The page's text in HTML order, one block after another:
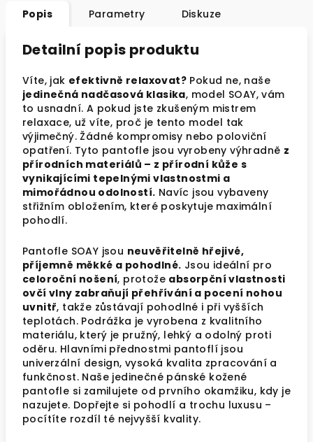
Popis Parametry Diskuze
Detailní popis produktu
Víte, jak efektivně relaxovat? Pokud ne, naše
jedinečná nadčasová klasika, model SOAY, vám
to usnadní. A pokud jste zkušeným mistrem
relaxace, už víte, proč je tento model tak
výjimečný. Žádné kompromisy nebo poloviční
opatření. Tyto pantofle jsou vyrobeny výhradně z
přírodních materiálů – z přírodní kůže s
vynikajícími tepelnými vlastnostmi a
mimořádnou odolností. Navíc jsou vybaveny
střižním obložením, které poskytuje maximální
pohodlí.
Pantofle SOAY jsou neuvěřitelně hřejivé,
příjemně měkké a pohodlné. Jsou ideální pro
celoroční nošení, protože absorpční vlastnosti
ovčí vlny zabraňují přehřívání a pocení nohou
uvnitř, takže zůstávají pohodlné i při vyšších
teplotách. Podrážka je vyrobena z kvalitního
materiálu, který je pružný, lehký a odolný proti
oděru. Hlavními přednostmi pantoflí jsou
univerzální design, vysoká kvalita zpracování a
funkčnost. Naše jedinečné pánské kožené
pantofle si zamilujete od prvního okamžiku, kdy je
nazujete. Dopřejte si pohodlí a trochu luxusu –
pocítíte rozdíl té nejvyšší kvality.